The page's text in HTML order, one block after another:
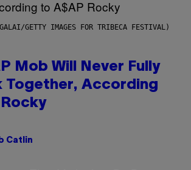
GETTY IMAGES FOR TRIBECA FESTIVAL)
Mob Will Never Fully
Together, According
Catlin